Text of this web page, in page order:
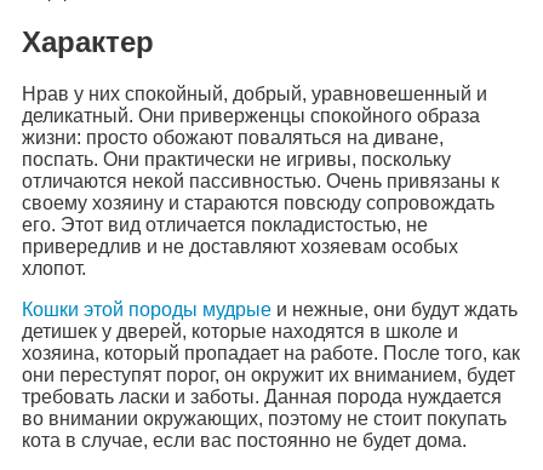
Характер
Нрав у них спокойный, добрый, уравновешенный и
деликатный. Они приверженцы спокойного образа
жизни: просто обожают поваляться на диване,
поспать. Они практически не игривы, поскольку
отличаются некой пассивностью. Очень привязаны к
своему хозяину и стараются повсюду сопровождать
его. Этот вид отличается покладистостью, не
привередлив и не доставляют хозяевам особых
хлопот.
Кошки этой породы мудрые и нежные, они будут ждать
детишек у дверей, которые находятся в школе и
хозяина, который пропадает на работе. После того, как
они переступят порог, он окружит их вниманием, будет
требовать ласки и заботы. Данная порода нуждается
во внимании окружающих, поэтому не стоит покупать
кота в случае, если вас постоянно не будет дома.